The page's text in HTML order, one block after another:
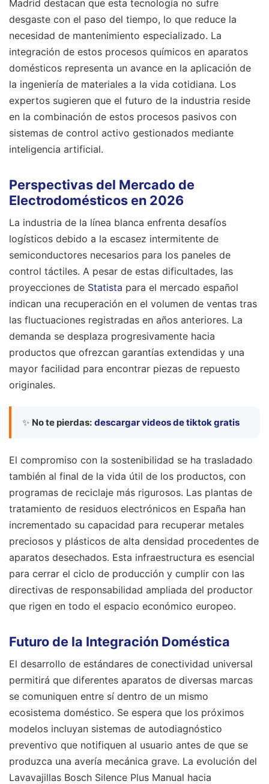
Madrid destacan que esta tecnología no sufre
desgaste con el paso del tiempo, lo que reduce la
necesidad de mantenimiento especializado. La
integración de estos procesos químicos en aparatos
domésticos representa un avance en la aplicación de
la ingeniería de materiales a la vida cotidiana. Los
expertos sugieren que el futuro de la industria reside
en la combinación de estos procesos pasivos con
sistemas de control activo gestionados mediante
inteligencia artificial.
Perspectivas del Mercado de
Electrodomésticos en 2026
La industria de la línea blanca enfrenta desafíos
logísticos debido a la escasez intermitente de
semiconductores necesarios para los paneles de
control táctiles. A pesar de estas dificultades, las
proyecciones de Statista para el mercado español
indican una recuperación en el volumen de ventas tras
las fluctuaciones registradas en años anteriores. La
demanda se desplaza progresivamente hacia
productos que ofrezcan garantías extendidas y una
mayor facilidad para encontrar piezas de repuesto
originales.
✨ No te pierdas: descargar videos de tiktok gratis
El compromiso con la sostenibilidad se ha trasladado
también al final de la vida útil de los productos, con
programas de reciclaje más rigurosos. Las plantas de
tratamiento de residuos electrónicos en España han
incrementado su capacidad para recuperar metales
preciosos y plásticos de alta densidad procedentes de
aparatos desechados. Esta infraestructura es esencial
para cerrar el ciclo de producción y cumplir con las
directivas de responsabilidad ampliada del productor
que rigen en todo el espacio económico europeo.
Futuro de la Integración Doméstica
El desarrollo de estándares de conectividad universal
permitirá que diferentes aparatos de diversas marcas
se comuniquen entre sí dentro de un mismo
ecosistema doméstico. Se espera que los próximos
modelos incluyan sistemas de autodiagnóstico
preventivo que notifiquen al usuario antes de que se
produzca una avería mecánica grave. La evolución del
Lavavajillas Bosch Silence Plus Manual hacia